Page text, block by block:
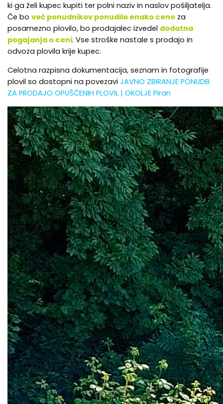
ki ga želi kupec kupiti ter polni naziv in naslov pošiljatelja.
Če bo več ponudnikov ponudilo enako ceno za
posamezno plovilo, bo prodajalec izvedel dodatna
pogajanja o ceni. Vse stroške nastale s prodajo in
odvoza plovila krije kupec.
Celotna razpisna dokumentacija, seznam in fotografije
plovil so dostopni na povezavi JAVNO ZBIRANJE PONUDB
ZA PRODAJO OPUŠČENIH PLOVIL | OKOLJE Piran